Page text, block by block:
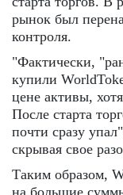
рынок был
контроля.
"Фактически,
купили
цене активы,
После старта
почти сразу
скрывая свое
Таким образом,